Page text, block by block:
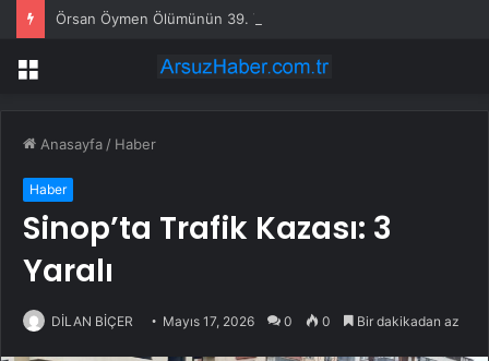
Menü
Anasayfa / Haber
Haber
Sinop’ta Trafik Kazası: 3
Yaralı
DİLAN BİÇER Mayıs 17, 2026 0 0 Bir dakikadan az